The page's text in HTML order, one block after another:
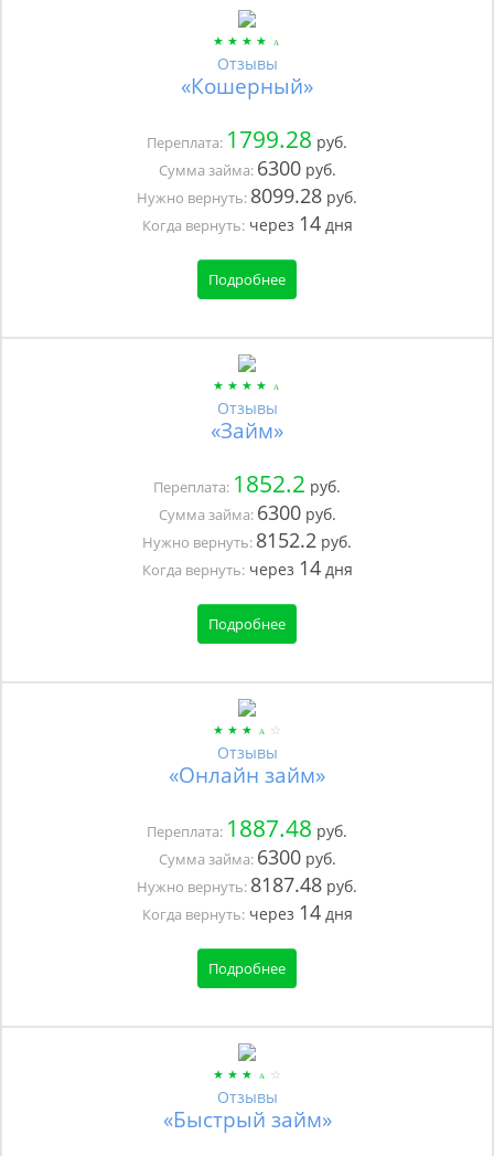
Отзывы
«Кошерный»
Переплата: 1799.28 руб.
Сумма займа: 6300руб.
Нужно вернуть: 8099.28 руб.
Когда вернуть:через 14дня
Подробнее
Отзывы
«Займ»
Переплата: 1852.2 руб.
Сумма займа: 6300руб.
Нужно вернуть: 8152.2 руб.
Когда вернуть:через 14дня
Подробнее
Отзывы
«Онлайн займ»
Переплата: 1887.48 руб.
Сумма займа: 6300руб.
Нужно вернуть: 8187.48 руб.
Когда вернуть:через 14дня
Подробнее
Отзывы
«Быстрый займ»